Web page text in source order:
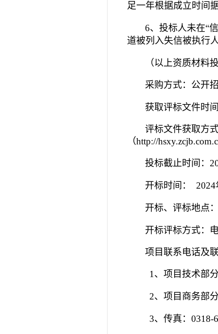
足一年根据成立时间
6、投标人未在“
道被列入失信被执行
（以上资质材料
采购方式：公开
获取评标文件时
评标文件获取方
（http://
投标截止时间：
开标时间： 2024
开标、评标地点
开标评标方式：
项目联系电话及
1 、项目技术部
2、项目商务部
3、传真： 0318-